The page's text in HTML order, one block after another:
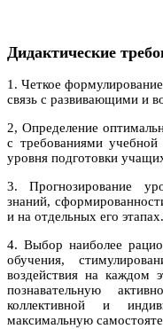
Дидактические
1. Четкое
связь с развивающими и
2, Определение
с требованиями
уровня подготовки
3. Прогнозирование
знаний,
и на отдельных его этапах.
4. Выбор наиболее
обучения,
воздействия на каждом
познавательную
коллективной и
максимальную